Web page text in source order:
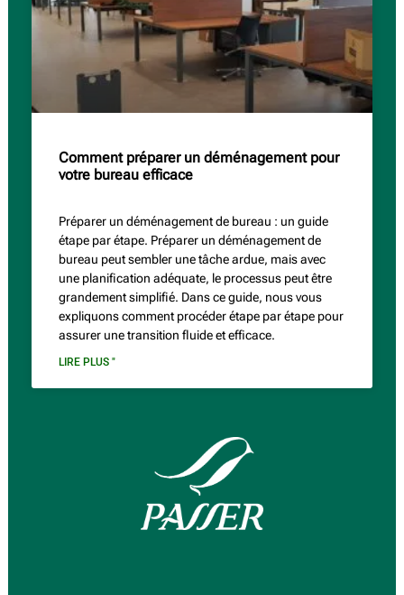
Comment préparer un déménagement pour
votre bureau efficace
Préparer un déménagement de bureau : un guide
étape par étape. Préparer un déménagement de
bureau peut sembler une tâche ardue, mais avec
une planification adéquate, le processus peut être
grandement simplifié. Dans ce guide, nous vous
expliquons comment procéder étape par étape pour
assurer une transition fluide et efficace.
LIRE PLUS "